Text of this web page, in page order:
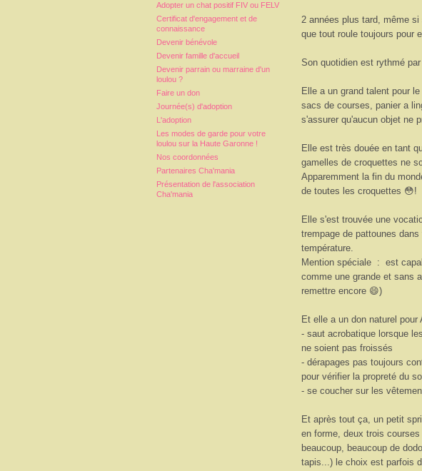
Adopter un chat positif FIV ou FELV
Certificat d'engagement et de
connaissance
Devenir bénévole
Devenir famille d'accueil
Devenir parrain ou marraine d'un
loulou ?
Faire un don
Journée(s) d'adoption
L'adoption
Les modes de garde pour votre
loulou sur la Haute Garonne !
Nos coordonnées
Partenaires Cha'mania
Présentation de l'association
Cha'mania
2 années plus tard, même
que tout roule toujours pour
Son quotidien est rythmé
Elle a un grand talent pour
sacs de courses, panier a
s'assurer qu'aucun objet ne
Elle est très douée en tant
gamelles de croquettes ne
Apparemment la fin du
de toutes les croquettes 😳!
Elle s'est trouvée une
trempage de pattounes
température.
Mention spéciale : est
comme une grande et sans
remettre encore 😄)
Et elle a un don naturel
- saut acrobatique lorsque
ne soient pas froissés
- dérapages pas toujours
pour vérifier la propreté du sol
- se coucher sur les
Et après tout ça, un petit
en forme, deux trois
beaucoup, beaucoup de
tapis...) le choix est parfois